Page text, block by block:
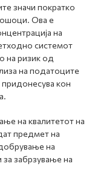
значи пократко
Ова е
на
системот
на ризик од
на податоците
кон
на квалитетот на
предмет на
на
за забрзување на